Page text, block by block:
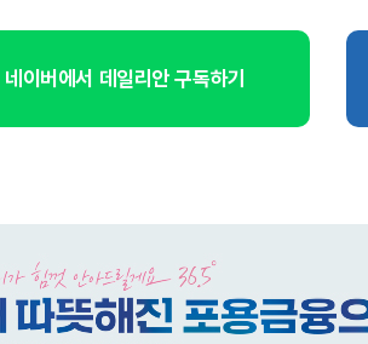
네이버에서 데일리안 구독하기